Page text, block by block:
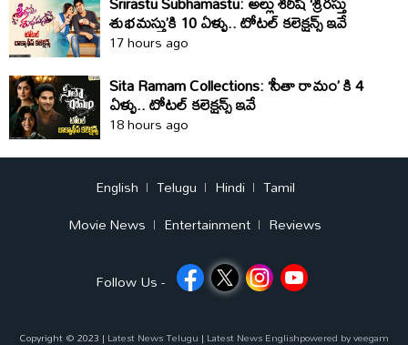
శుభమస్తు’కి 10 ఏళ్ళు.. టోటల్ కలెక్షన్స్ ఇవే
17 hours ago
Sita Ramam Collections: ‘సీతా రామం’ కి 4
ఏళ్ళు.. టోటల్ కలెక్షన్స్ ఇవే
18 hours ago
English Telugu Hindi
Tamil
Movie News
Entertainment Reviews
Follow Us -
Copyright © 2023 | Latest News Telugu | Latest News Englishpowered byveegam